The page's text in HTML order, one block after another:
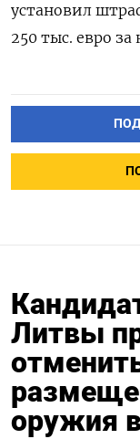
установил
250 тыс. евро
Литвы
оружия